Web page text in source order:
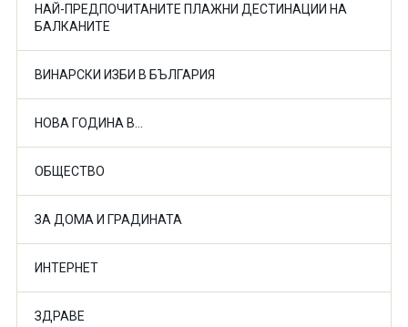
НАЙ-ПРЕДПОЧИТАНИТЕ ПЛАЖНИ ДЕСТИНАЦИИ НА
БАЛКАНИТЕ
ВИНАРСКИ ИЗБИ В БЪЛГАРИЯ
НОВА ГОДИНА В...
ОБЩЕСТВО
ЗА ДОМА И ГРАДИНАТА
ИНТЕРНЕТ
ЗДРАВЕ